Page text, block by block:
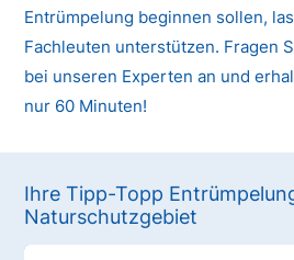
Entrümpelung beginnen sollen,
Fachleuten unterstützen. Fragen
bei unseren Experten an und
nur 60 Minuten!
Ihre Tipp-Topp
Naturschutzgebiet